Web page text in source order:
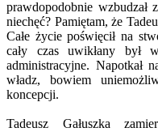
prawdopodobnie wzbudzał
niechęć? Pamiętam, że
Całe życie poświęcił na
cały czas uwikłany był
administracyjne. Napotkał
władz, bowiem
koncepcji.
Tadeusz Gałuszka